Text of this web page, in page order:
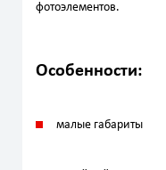
фотоэлементов.
Особенности:
малые габариты